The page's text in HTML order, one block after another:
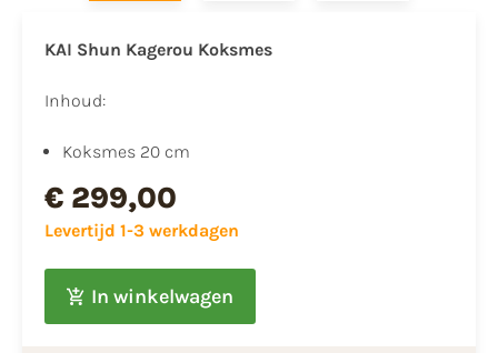
KAI Shun Kagerou Koksmes
Inhoud:
Koksmes 20 cm
€ 299,00
Levertijd 1-3 werkdagen
In winkelwagen